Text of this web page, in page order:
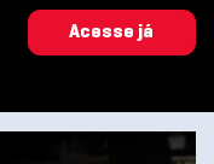
Acesse já